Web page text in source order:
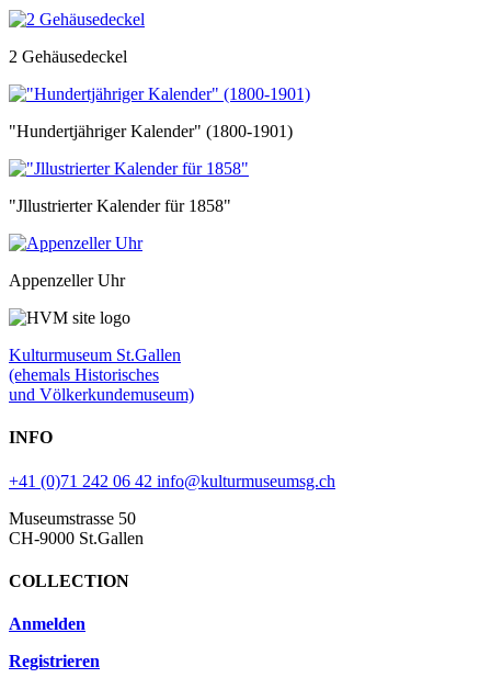
2 Gehäusedeckel
"Hundertjähriger Kalender" (1800-1901)
"Jllustrierter Kalender für 1858"
Appenzeller Uhr
Kulturmuseum St.Gallen
(ehemals Historisches
und Völkerkundemuseum)
INFO
+41 (0)71 242 06 42 info@kulturmuseumsg.ch
Museumstrasse 50
CH-9000 St.Gallen
COLLECTION
Anmelden
Registrieren